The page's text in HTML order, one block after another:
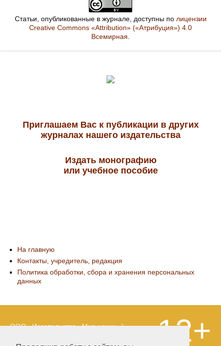
Статьи, опубликованные в журнале, доступны по лицензии
Creative Commons «Attribution» («Атрибуция») 4.0
Всемирная
Приглашаем Вас к публикации в других
журналах нашего издательства
Издать монографию
или учебное пособие
На главную
Контакты, учредитель, редакция
Политика обработки, сбора и хранения персональных
данных
ООО «Издательство «Мир науки» \
LLC Материалы, размещенные на сайте,
12+